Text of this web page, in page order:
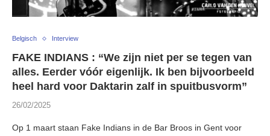
Belgisch Interview
FAKE INDIANS : “We zijn niet per se tegen van
alles. Eerder vóór eigenlijk. Ik ben bijvoorbeeld
heel hard voor Daktarin zalf in spuitbusvorm”
26/02/2025
Op 1 maart staan Fake Indians in de Bar Broos in Gent voor